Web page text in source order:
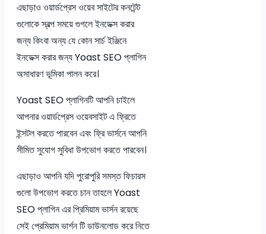
এছাড়াও ওয়ার্ডপ্রেস ওয়েব সাইটের কনটেন্ট
গুলোকে স্বল্প সময়ে গুগলে ইনডেক্স করার
জন্য কিংবা অন্য যে কোন সার্চ ইঞ্জিনে
ইনডেক্স করার জন্য Yoast SEO প্লাগিন
অসাধারণ ভূমিকা পালন করে।
Yoast SEO প্লাগিনটি আপনি চাইলে
আপনার ওয়ার্ডপ্রেস ওয়েবসাইট এ ফ্রিতে
ইন্সটল করতে পারবেন এবং ফ্রি ভার্সনে আপনি
সীমিত সুযোগ সুবিধা উপভোগ করতে পারবেন।
এছাড়াও আপনি যদি পুরোপুরি সমস্ত ফিচারস
গুলো উপভোগ করতে চান তাহলে Yoast
SEO প্লাগিন এর প্রিমিয়াম ভার্সন রয়েছে
সেই প্রেমিয়াম ভার্শন টি ডাউনলোড করে নিতে